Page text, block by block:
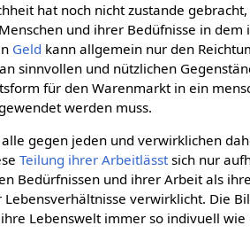
hat noch nicht zustande
und ihrer Bedüfnisse in
Geld kann allgemein nur den
sinnvollen und nützlichen
für den Warenmarkt in ein
werden muss.
gegen jeden und verwirklichen
Teilung ihrer Arbeitlässtsich nur
Bedürfnissen und ihrer Arbeit als
Lebensverhältnisse verwirklicht. Die
Lebenswelt immer so indivuell wie